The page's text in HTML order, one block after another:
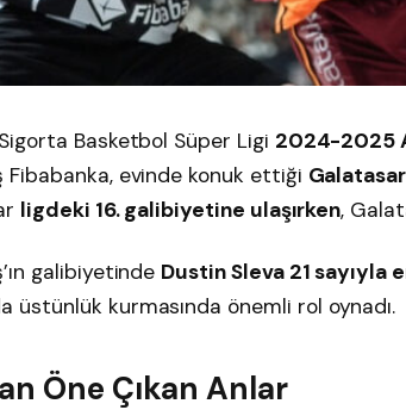
Basketbol Süper Ligi 2024-2025
Fibabanka, evinde konuk ettiği
ligdeki 16. galibiyetine ulaşırken,
galibiyetinde Dustin Sleva 21 sayıyla
üstünlük kurmasında önemli rol oynadı.
Öne Çıkan Anlar